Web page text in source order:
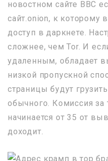
новостном сайте BBC
сайт.onion, к которому
доступ в даркнете.
сложнее, чем Tor. И
удаленным, обладает
низкой пропускной
страницы будут
обычного. Комиссия за
начинается от 35 от
доходит.